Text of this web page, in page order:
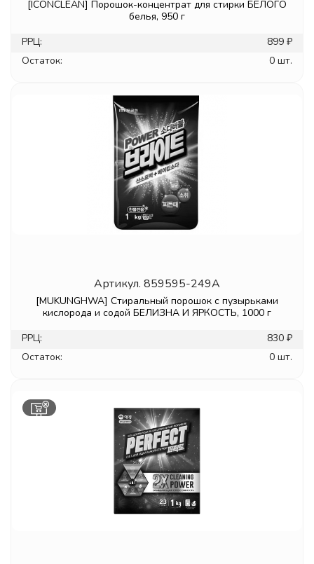
[ICONCLEAN] Порошок-концентрат для стирки БЕЛОГО
белья, 950 г
РРЦ:
899 ₽
Остаток:
0 шт.
Артикул. 859595-249A
[MUKUNGHWA] Стиральный порошок с пузырьками
кислорода и содой БЕЛИЗНА И ЯРКОСТЬ, 1000 г
РРЦ:
830 ₽
Остаток:
0 шт.